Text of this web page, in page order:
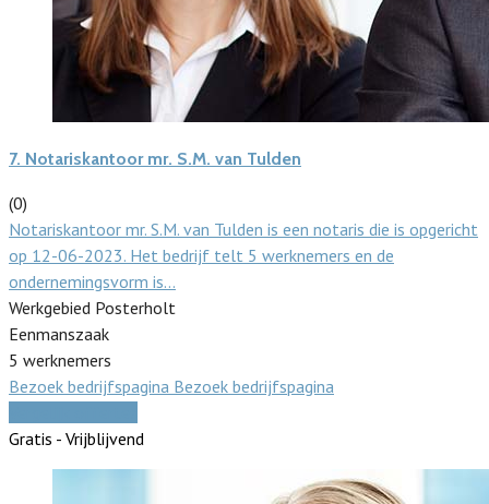
7. Notariskantoor mr. S.M. van Tulden
(0)
Notariskantoor mr. S.M. van Tulden is een notaris die is opgericht
op 12-06-2023. Het bedrijf telt 5 werknemers en de
ondernemingsvorm is…
Werkgebied Posterholt
Eenmanszaak
5 werknemers
Bezoek bedrijfspagina Bezoek bedrijfspagina
Gratis - Vrijblijvend